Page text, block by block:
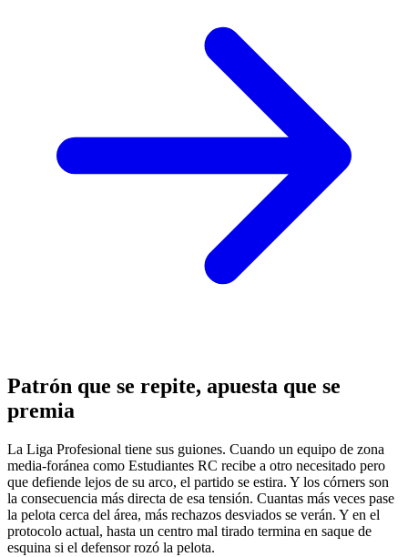
Patrón que se repite, apuesta que se
premia
La Liga Profesional tiene sus guiones. Cuando un equipo de zona
media-foránea como Estudiantes RC recibe a otro necesitado pero
que defiende lejos de su arco, el partido se estira. Y los córners son
la consecuencia más directa de esa tensión. Cuantas más veces pase
la pelota cerca del área, más rechazos desviados se verán. Y en el
protocolo actual, hasta un centro mal tirado termina en saque de
esquina si el defensor rozó la pelota.